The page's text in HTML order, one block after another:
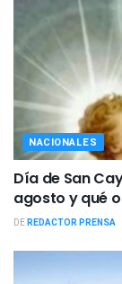
NACIONALES
Día de San
agosto y qué
DEREDACTOR PRENSA